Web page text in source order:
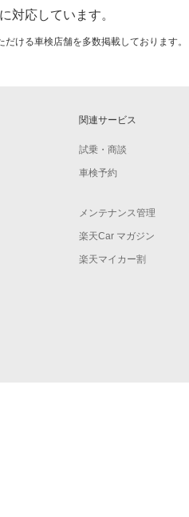
対応しています。
ける車検店舗を多数掲載しております。
関連サービス
試乗・商談
車検予約
メンテナンス管理
楽天Car マガジン
楽天マイカー割